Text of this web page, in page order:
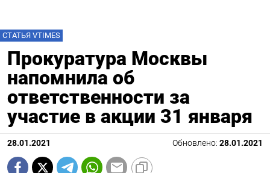
СТАТЬЯ VTIMES
Прокуратура Москвы
напомнила об
ответственности за
участие в акции 31 января
28.01.2021 Обновлено: 28.01.2021